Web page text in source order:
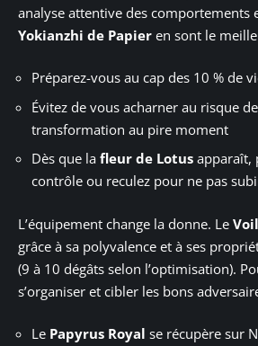
analyse attentive des comportements
Yokianzhi de Papier en sont le
Préparez-vous au cap des 10 % de
Évitez de vous acharner au risque
transformation au pire moment
Dès que la fleur de Lotus apparaît,
contrôle ou reculez pour ne pas
L’équipement change la donne. Le
grâce à sa polyvalence et à ses
(9 à 10 dégâts selon l’optimisation).
s’organiser et cibler les bons
Le Papyrus Royal se récupère sur